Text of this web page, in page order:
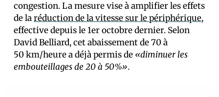
congestion. La mesure vise à amplifier les effets
de laréduction de la vitesse sur le périphérique,
effective depuis le 1er octobre dernier. Selon
David Belliard, cet abaissement de 70 à
50 km/heure a déjà permis de «diminuer les
embouteillages de 20 à 50%».